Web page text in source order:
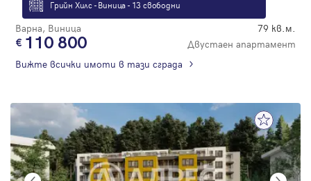
Грийн Хилс - Виница - 13 свободни
Варна, Виница 79 кв.м.
110 800
Двустаен апартамент
Вижте всички имоти в тази сграда